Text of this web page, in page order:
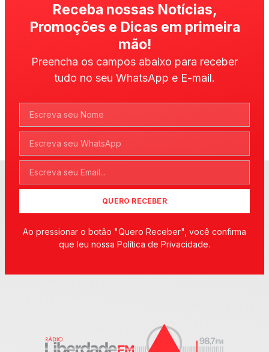
Receba nossas Notícias,
Promoções e Dicas em primeira
mão!
Preencha os campos abaixo para receber
tudo no seu WhatsApp e E-mail.
QUERO RECEBER
Ao pressionar o botão "Quero Receber", você confirma
que leu nossa Política de Privacidade.